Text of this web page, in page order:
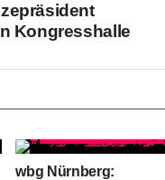
Kongresshalle
wbg Nürnberg: